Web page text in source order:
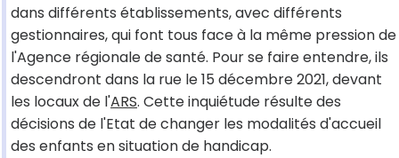
dans différents établissements, avec différents
gestionnaires, qui font tous face à la même pression de
l'Agence régionale de santé. Pour se faire entendre, ils
descendront dans la rue le 15 décembre 2021, devant
les locaux de l'ARS. Cette inquiétude résulte des
décisions de l'Etat de changer les modalités d'accueil
des enfants en situation de handicap.